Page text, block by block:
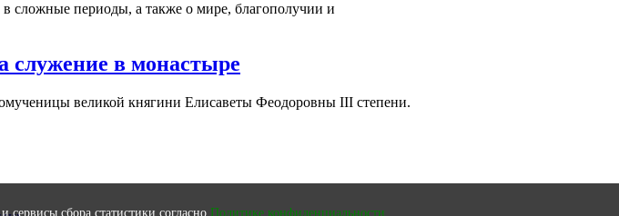
сложные периоды, а также о мире, благополучии и
служение в монастыре
великой княгини Елисаветы Феодоровны III степени.
сбора статистики согласно Политике конфиденциальности